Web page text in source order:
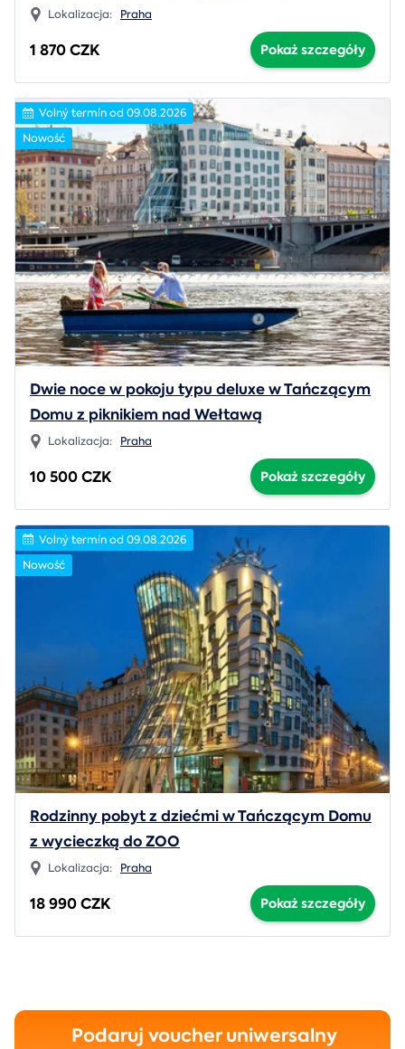
Lokalizacja: Praha
1 870 CZK Pokaż szczegóły
Volný termín od 09.08.2026
Nowość
Dwie noce w pokoju typu deluxe w Tańczącym
Domu z piknikiem nad Wełtawą
Lokalizacja: Praha
10 500 CZK Pokaż szczegóły
Volný termín od 09.08.2026
Nowość
Rodzinny pobyt z dziećmi w Tańczącym Domu
z wycieczką do ZOO
Lokalizacja: Praha
18 990 CZK Pokaż szczegóły
Podaruj voucher uniwersalny